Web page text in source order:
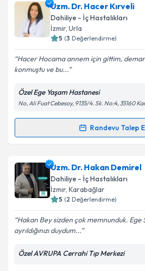
Takvim Talebini
Uzm. Dr. Yavuz Selim Demiriçin
talebi oluşturun. Size bu uzmandan
için bir takvim hazırlandığında e-
bilgilendireceğiz.
E-posta Adresiniz
Kişisel verilerimin işlenmesine
Metni'ni okudum ve kişisel
kapsamda işlenmesini kabul
Uzm. Dr. Hacer Kırveli
Dahiliye - İç Hastalıkları
İzmir, Urla
5 (3 Değerlendirme)
Hacer Hocama annem için gittim,
konmuştu ve bu...
Özel Ege Yaşam Hastanesi
No, Ali Fuat Cebesoy, 9135/4. Sk. No:4, 35160
Randevu Talep
Randevu Takvimi Talebi
Uzm. Dr. Hacer Kırveliiçin
oluşturun. Size bu uzmandan
takvim hazırlandığında e-posta ile
Kişisel verilerimin işlenmesine
Uzm. Dr. Hakan Demirel
Dahiliye - İç Hastalıkları
İzmir, Karabağlar
5 (2 Değerlendirme)
Hakan Bey sizden çok memnunduk. Ege
ayrıldığınızı duydum...
Özel AVRUPA Cerrahi Tıp Merkezi